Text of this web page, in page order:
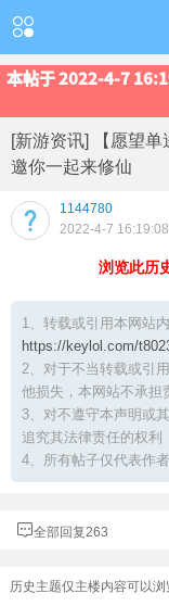
本帖于 2022-4-7
[新游资讯] 【愿望
邀你一起来修仙
1144780
2022-4-7 16:19:08
浏览此历
1、转载或引用本网站
https://keylol.com/
2、对于不当转载或引
他损失，本网站不承担
3、对不遵守本声明或
追究其法律责任的权利
4、所有帖子仅代表作
全部回复263
历史主题仅主楼内容可以